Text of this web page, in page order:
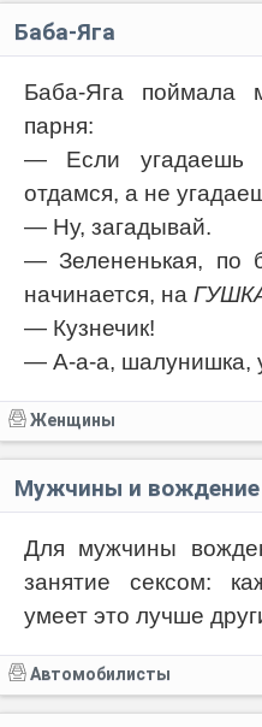
Баба-Яга
Баба-Яга поймала
парня:
— Если угадаешь
отдамся, а не
— Ну, загадывай.
— Зелененькая, по
начинается, на
— Кузнечик!
— А-а-а, шалунишка,
Женщины
Мужчины и
Для мужчины
занятие сексом:
умеет это лучше
Автомобилисты